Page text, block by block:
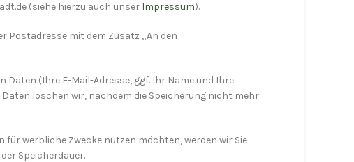
(siehe hierzu auch unser Impressum).
mit dem Zusatz „An den
(Ihre E-Mail-Adresse, ggf. Ihr Name und Ihre
löschen wir, nachdem die Speicherung nicht mehr
werbliche Zwecke nutzen möchten, werden wir Sie
Speicherdauer.